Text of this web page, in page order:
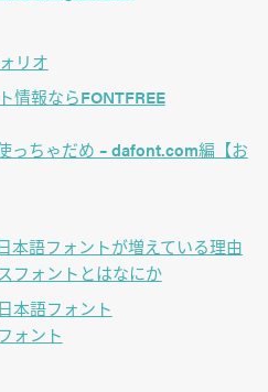
リオ
情報ならFONTFREE
っちゃだめ – dafont.com編【お
本語フォントが増えている理由
フォントとはなにか
本語フォント
ォント